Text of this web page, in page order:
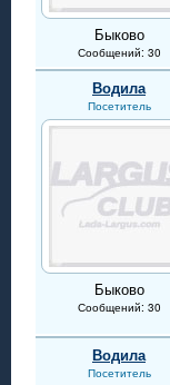
Быково
Сообщений: 30
Водила
Посетитель
Быково
Сообщений: 30
Водила
Посетитель